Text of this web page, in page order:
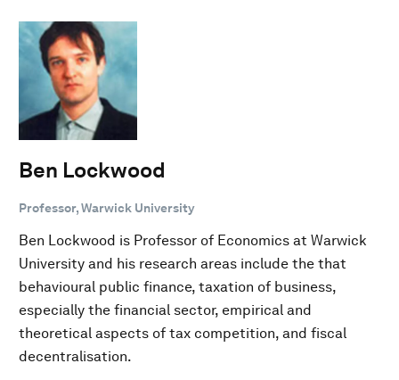
Ben Lockwood
Professor, Warwick University
Ben Lockwood is Professor of Economics at Warwick
University and his research areas include the that
behavioural public finance, taxation of business,
especially the financial sector, empirical and
theoretical aspects of tax competition, and fiscal
decentralisation.